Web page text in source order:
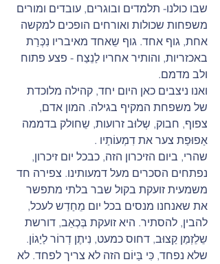
שבו כולנו- תלמדים ובוגרים, עובדים ומורים
משפחות שכולות ואורחים הופכים למקשה
אחת, גוף אחד. גוף שֵאחד מאיבריו נִכְּרַת
באכזריות, והותיר אחריו לַנֵצַח - פצע פתוח
ולב מדמם.
ואנו ניצבים כאן היום יחד, קהילה מלוכדת
של משפחת המקיף בגילה. המון אדם,
צפוף, חבוק, שְלוּב זרועות, שֵחולק בדממה
אַפוּפַת צער את דִמְעוֹתַיו .
שהרי, ביום הזיכרון הזה, כבכל יום זיכרון,
נפתחים הסכרים מעל דמעותינו. צפירה חד
משמעית זועקת בקול שבר בלתי מתפשר
את שאנחנו מנסים בכל יום מֵחַדַש לעכל,
להבין, להסתיר. היא זועקת בְּכְאֵב, דורשת
שֵלֵזְמַן קַצוּב, דחוס כמעט, נִיתֶן דְרוֹר לַיַגוֹן.
שלא נפחד, כִּי בַּיוֹם הזה לא צריך לפחד. לא